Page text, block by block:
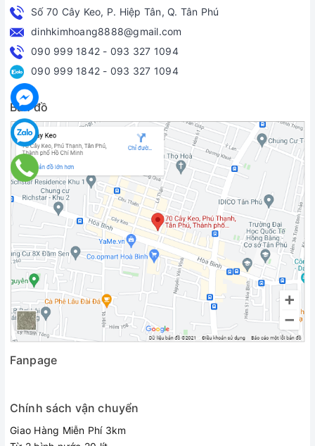
Số 70 Cây Keo, P. Hiệp Tân, Q. Tân Phú
dinhkimhoang8888@gmail.com
090 999 1842 - 093 327 1094
090 999 1842 - 093 327 1094
Bản đồ
Fanpage
Chính sách vận chuyển
Giao Hàng Miễn Phí 3km